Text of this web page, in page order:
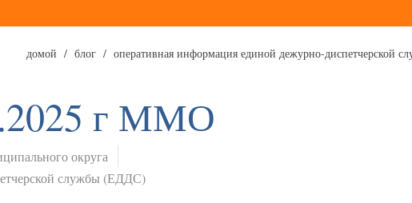
домой блог оперативная информация единой дежурно-диспетчерской
г ММО
округа
службы (ЕДДС)